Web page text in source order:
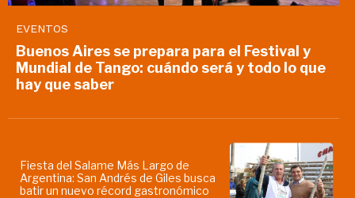
EVENTOS
Buenos Aires se prepara para el Festival y
Mundial de Tango: cuándo será y todo lo que
hay que saber
Fiesta del Salame Más Largo de
Argentina: San Andrés de Giles busca
batir un nuevo récord gastronómico